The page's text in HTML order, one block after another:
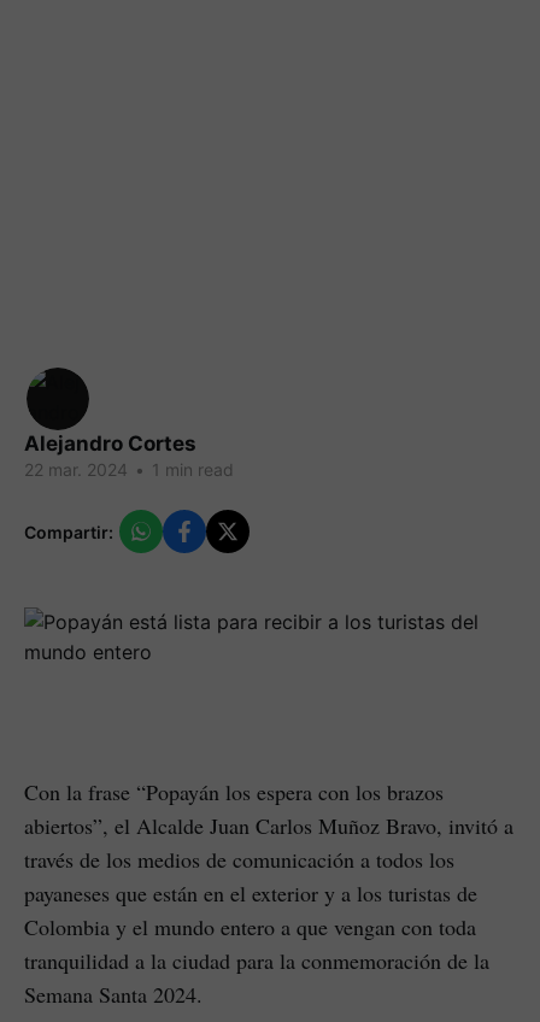
Alejandro Cortes
22 mar. 2024 • 1 min read
Compartir:
Con la frase “Popayán los espera con los brazos
abiertos”, el Alcalde Juan Carlos Muñoz Bravo, invitó a
través de los medios de comunicación a todos los
payaneses que están en el exterior y a los turistas de
Colombia y el mundo entero a que vengan con toda
tranquilidad a la ciudad para la conmemoración de la
Semana Santa 2024.